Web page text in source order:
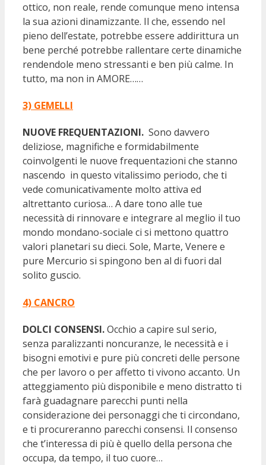
ottico, non reale, rende comunque meno intensa
la sua azioni dinamizzante. Il che, essendo nel
pieno dell’estate, potrebbe essere addirittura un
bene perché potrebbe rallentare certe dinamiche
rendendole meno stressanti e ben più calme. In
tutto, ma non in AMORE……
3) GEMELLI
NUOVE FREQUENTAZIONI. Sono davvero
deliziose, magnifiche e formidabilmente
coinvolgenti le nuove frequentazioni che stanno
nascendo in questo vitalissimo periodo, che ti
vede comunicativamente molto attiva ed
altrettanto curiosa… A dare tono alle tue
necessità di rinnovare e integrare al meglio il tuo
mondo mondano-sociale ci si mettono quattro
valori planetari su dieci. Sole, Marte, Venere e
pure Mercurio si spingono ben al di fuori dal
solito guscio.
4) CANCRO
DOLCI CONSENSI.Occhio a capire sul serio,
senza paralizzanti noncuranze, le necessità e i
bisogni emotivi e pure più concreti delle persone
che per lavoro o per affetto ti vivono accanto. Un
atteggiamento più disponibile e meno distratto ti
farà guadagnare parecchi punti nella
considerazione dei personaggi che ti circondano,
e ti procureranno parecchi consensi. Il consenso
che t’interessa di più è quello della persona che
occupa, da tempo, il tuo cuore…